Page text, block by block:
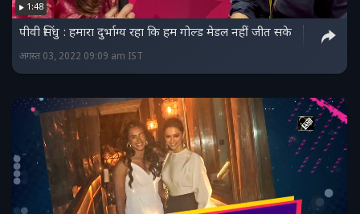
1:48
पीवी सिंधु : हमारा दुर्भाग्य रहा कि हम गोल्ड मेडल नहीं जीत सके
अगस्त 03, 2022 09:09 am IST